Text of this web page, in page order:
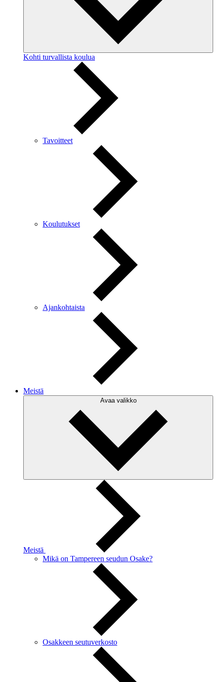
Kohti turvallista koulua
Tavoitteet
Koulutukset
Ajankohtaista
Meistä
Avaa valikko
Meistä
Mikä on Tampereen seudun Osake?
Osakkeen seutuverkosto